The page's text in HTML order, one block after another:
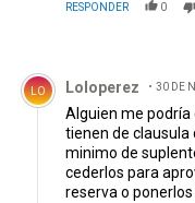
RESPONDER 0
Comentario de
LO Loloperez 30 DE
Alguien me podría
tienen de clausula
minimo de
cederlos para
reserva o